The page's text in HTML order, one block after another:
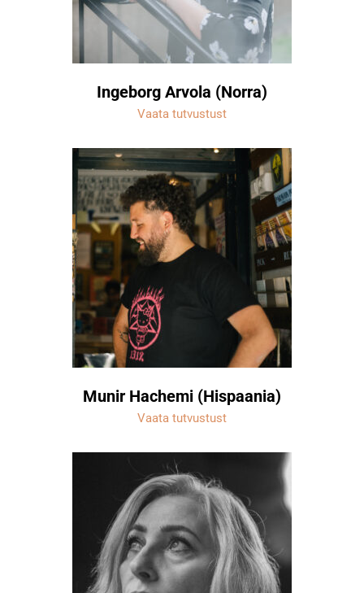
Ingeborg Arvola (Norra)
Vaata tutvustust
Munir Hachemi (Hispaania)
Vaata tutvustust